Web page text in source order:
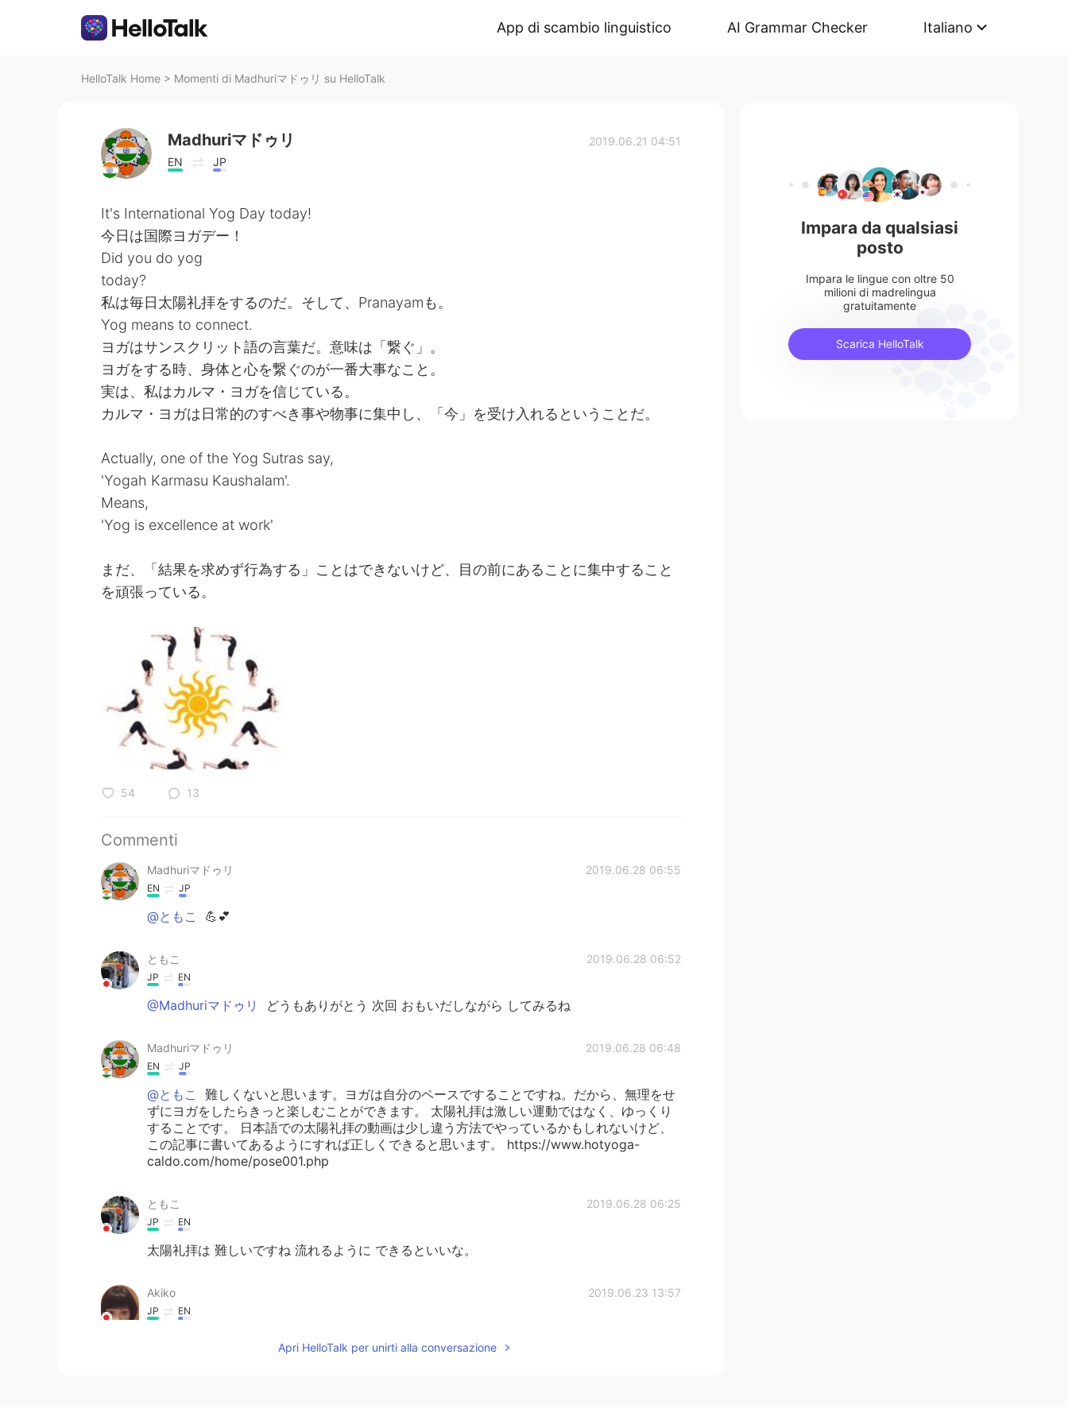
App di scambio linguistico AI Grammar Checker Italiano
HelloTalk Home > Momenti di Madhuriマドゥリ su HelloTalk
Madhuriマドゥリ
EN JP
2019.06.21 04:51
It's International Yog Day today!
今日は国際ヨガデー！
Did you do yog
today?
私は毎日太陽礼拝をするのだ。そして、Pranayamも。
Yog means to connect.
ヨガはサンスクリット語の言葉だ。意味は「繋ぐ」。
ヨガをする時、身体と心を繋ぐのが一番大事なこと。
実は、私はカルマ・ヨガを信じている。
カルマ・ヨガは日常的のすべき事や物事に集中し、「今」を受け入れるということだ。
Actually, one of the Yog Sutras say,
'Yogah Karmasu Kaushalam'.
Means,
'Yog is excellence at work'
まだ、「結果を求めず行為する」ことはできないけど、目の前にあることに集中すること
を頑張っている。
54 13
Commenti
Madhuriマドゥリ 2019.06.28 06:55
EN JP
@ともこ 💪💕
ともこ 2019.06.28 06:52
JP EN
@Madhuriマドゥリ どうもありがとう 次回 おもいだしながら してみるね
Madhuriマドゥリ 2019.06.28 06:48
EN JP
@ともこ
難しくないと思います。ヨガは自分のペースですることですね。だから、無理をせ
ずにヨガをしたらきっと楽しむことができます。 太陽礼拝は激しい運動ではなく、ゆっくり
することです。 日本語での太陽礼拝の動画は少し違う方法でやっているかもしれないけど、
この記事に書いてあるようにすれば正しくできると思います。 https://www.hotyoga-
caldo.com/home/pose001.php
ともこ 2019.06.28 06:25
JP EN
太陽礼拝は 難しいですね 流れるように できるといいな。
Akiko 2019.06.23 13:57
JP EN
かに過ごせそうです😊 頑張ります😃
Apri HelloTalk per unirti alla conversazione
Impara da qualsiasi
posto
Impara le lingue con oltre 50
milioni di madrelingua
gratuitamente
Scarica HelloTalk